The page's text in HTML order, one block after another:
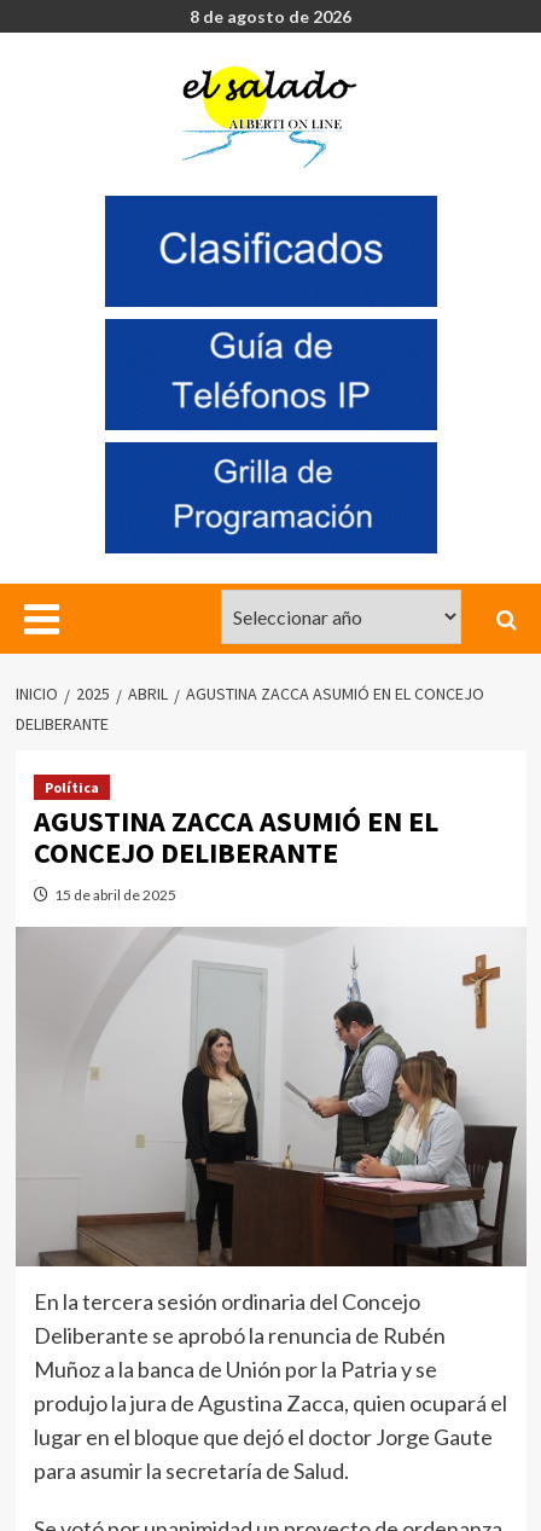
8 de agosto de 2026
INICIO 2025 ABRIL
AGUSTINA ZACCA ASUMIÓ EN EL CONCEJO
DELIBERANTE
Política
AGUSTINA ZACCA ASUMIÓ EN EL
CONCEJO DELIBERANTE
15 de abril de 2025
En la tercera sesión ordinaria del Concejo
Deliberante se aprobó la renuncia de Rubén
Muñoz a la banca de Unión por la Patria y se
produjo la jura de Agustina Zacca, quien ocupará el
lugar en el bloque que dejó el doctor Jorge Gaute
para asumir la secretaría de Salud.